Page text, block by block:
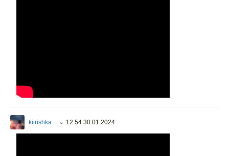
kiirishka ○ 12:54 30.01.2024